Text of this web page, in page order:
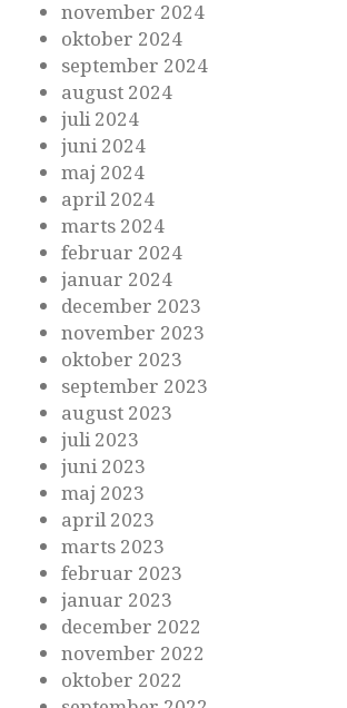
november 2024
oktober 2024
september 2024
august 2024
juli 2024
juni 2024
maj 2024
april 2024
marts 2024
februar 2024
januar 2024
december 2023
november 2023
oktober 2023
september 2023
august 2023
juli 2023
juni 2023
maj 2023
april 2023
marts 2023
februar 2023
januar 2023
december 2022
november 2022
oktober 2022